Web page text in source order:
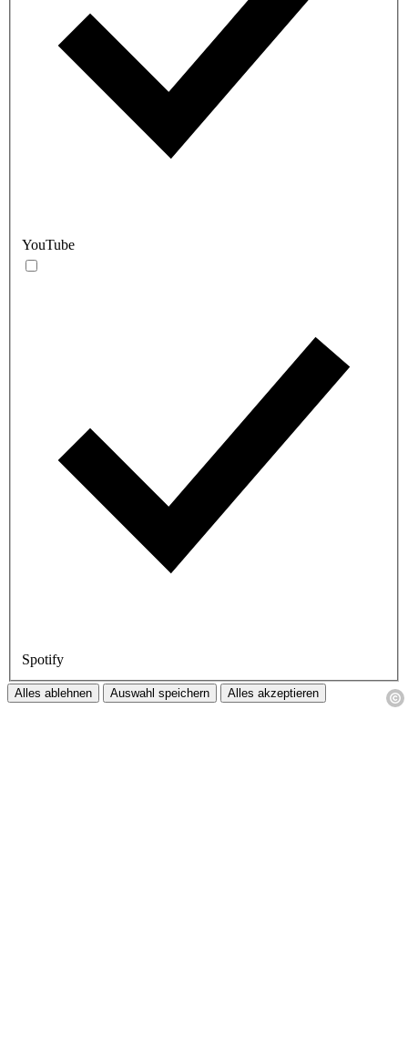
YouTube
Spotify
Alles ablehnen Auswahl speichern Alles akzeptieren